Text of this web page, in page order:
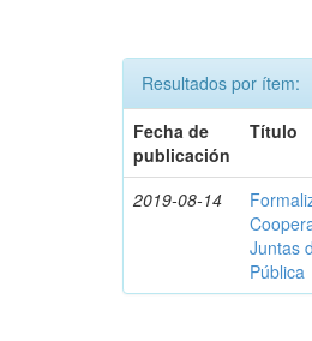
Resultados por ítem:
Fecha de
publicación
Título
2019-08-14
Juntas
Pública